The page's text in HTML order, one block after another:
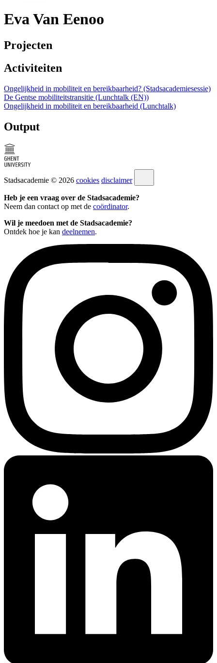
Eva Van Eenoo
Projecten
Activiteiten
Ongelijkheid in mobiliteit en bereikbaarheid? (Stadsacademiesessie)
De Gentse mobiliteitstransitie (Lunchtalk (EN))
Ongelijkheid in mobiliteit en bereikbaarheid (Lunchtalk)
Output
Stadsacademie © 2026 cookies disclaimer
Heb je een vraag over de Stadsacademie?
Neem dan contact op met de coördinator.
Wil je meedoen met de Stadsacademie?
Ontdek hoe je kan deelnemen.